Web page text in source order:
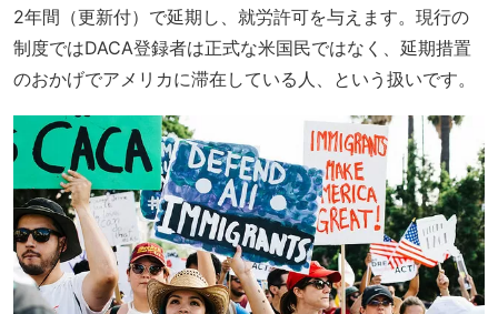
2年間（更新付）で延期し、就労許可を与えます。現行の
制度ではDACA登録者は正式な米国民ではなく、延期措置
のおかげでアメリカに滞在している人、という扱いです。